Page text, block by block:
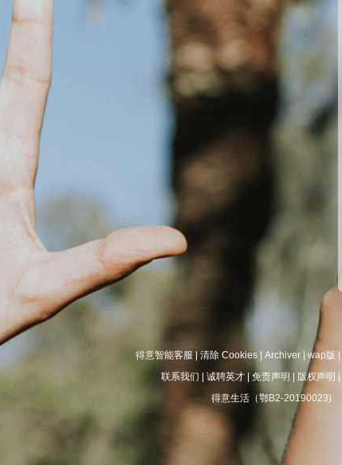
得意智能客服 清除 Cookies| Archiver| wap版
联系我们
诚聘英才 免责声明 版权声明
得意生活（鄂B2-20190023)